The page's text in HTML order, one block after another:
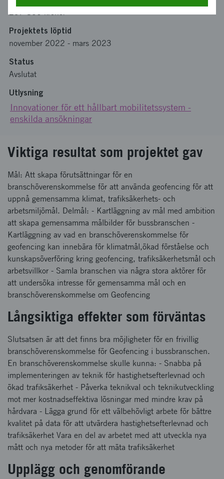
237 800 kronor
Projektets löptid
november 2022 - mars 2023
Status
Avslutat
Utlysning
Innovationer för ett hållbart mobilitetssystem -
enskilda ansökningar
Viktiga resultat som projektet gav
Mål: Att skapa förutsättningar för en
branschöverenskommelse för att använda geofencing för att
uppnå gemensamma klimat, trafiksäkerhets- och
arbetsmiljömål. Delmål: - Kartläggning av mål med ambition
att skapa gemensamma målbilder för bussbranschen -
Kartläggning av vad en branschöverenskommelse för
geofencing kan innebära för klimatmål,ökad förståelse och
kunskapsöverföring kring geofencing, trafiksäkerhetsmål och
arbetsvillkor - Samla branschen via några stora aktörer för
att undersöka intresse för gemensamma mål och en
branschöverenskommelse om Geofencing
Långsiktiga effekter som förväntas
Slutsatsen är att det finns bra möjligheter för en frivillig
branschöverenskommelse för Geofencing i bussbranschen.
En branschöverenskommelse skulle kunna: - Snabba på
implementeringen av teknik för hastighetsefterlevnad och
ökad trafiksäkerhet - Påverka teknikval och teknikutveckling
mot mer kostnadseffektiva lösningar med mindre krav på
hårdvara - Lägga grund för ett välbehövligt arbete för bättre
kvalitet på data för att utvärdera hastighetsefterlevnad och
trafiksäkerhet Vara en del av arbetet med att utveckla nya
mått och nya metoder för att mäta trafiksäkerhet
Upplägg och genomförande